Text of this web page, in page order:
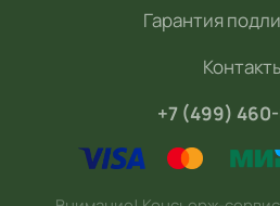
Гарантия
+7 (499)